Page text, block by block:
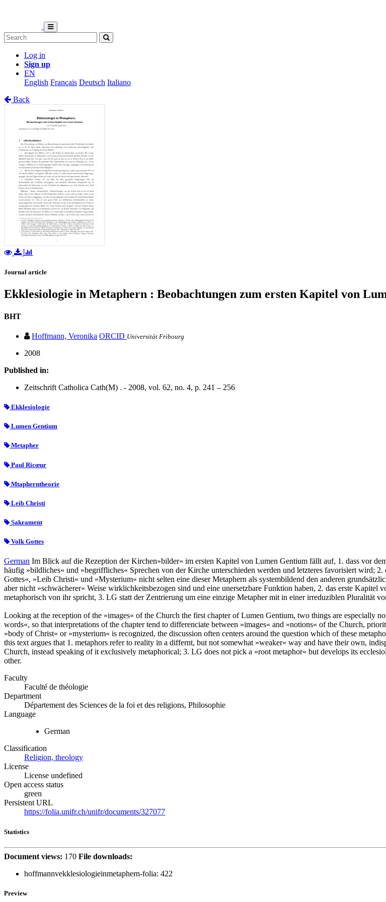
Log in
Sign up
EN
English Français Deutsch Italiano
Back
Journal article
Ekklesiologie in Metaphern : Beobachtungen zum ersten Kapitel von
BHT
Hoffmann, Veronika ORCID Universität Fribourg
2008
Published in:
Zeitschrift Catholica Cath(M) . - 2008, vol. 62, no. 4, p. 241 – 256
Ekklesiologie
Lumen Gentium
Metapher
Paul Ricœur
Mtapherntheorie
Leib Christi
Sakrament
Volk Gottes
German Im Blick auf die Rezeption der Kirchen»bilder« im ersten Kapitel von Lumen Gentium fällt auf, 1. dass vor
häufig »bildliches« und »begriffliches« Sprechen von der Kirche unterschieden werden und letzteres favorisiert wird;
Gottes«, »Leib Christi« und »Mysterium« nicht selten eine dieser Metaphern als systembildend den anderen
aber nicht »schwächerer« Weise wirklichkeitsbezogen sind und eine unersetzbare Funktion haben, 2. das erste
metaphorisch von ihr spricht, 3. LG statt der Zentrierung um eine einzige Metapher mit in einer irreduziblen Pluralität
Looking at the reception of the »images« of the Church the first chapter of Lumen Gentium, two things are especially
words«, so that interpretations of the chapter tend to differenciate between »images« and »notions« of the Church,
»body of Christ« or »mysterium« is recognized, the discussion often centers around the question which of these
this text argues that 1. metaphors refer to reality in a differnt, but not somewhat »weaker« way and have their own,
Church, instead speaking of it exclusively metaphorical; 3. LG does not pick a »root metaphor« but develops its
other.
Faculty
Faculté de théologie
Department
Département des Sciences de la foi et des religions, Philosophie
Language
German
Classification
Religion, theology
License
License undefined
Open access status
green
Persistent URL
https://folia.unifr.ch/unifr/documents/327077
Statistics
Document views: 170 File downloads:
hoffmannvekklesiologieinmetaphern-folia: 422
Preview